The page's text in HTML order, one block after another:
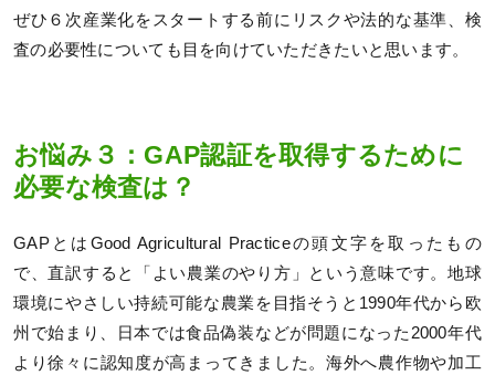
ぜひ６次産業化をスタートする前にリスクや法的な基準、検
査の必要性についても目を向けていただきたいと思います。
お悩み３：GAP認証を取得するために
必要な検査は？
GAPとはGood Agricultural Practiceの頭文字を取ったもの
で、直訳すると「よい農業のやり方」という意味です。地球
環境にやさしい持続可能な農業を目指そうと1990年代から欧
州で始まり、日本では食品偽装などが問題になった2000年代
より徐々に認知度が高まってきました。海外へ農作物や加工